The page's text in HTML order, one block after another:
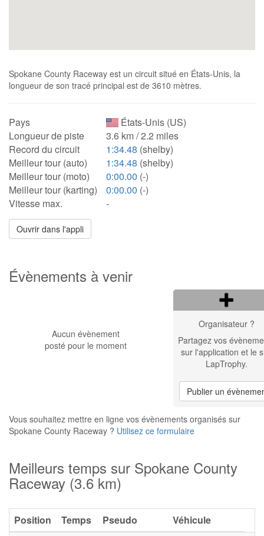
Spokane County Raceway est un circuit situé en États-Unis, la
longueur de son tracé principal est de 3610 mètres.
Pays
États-Unis (US)
Longueur de piste
3.6 km / 2.2 miles
Record du circuit
1:34.48 (shelby)
Meilleur tour (auto)
1:34.48 (shelby)
Meilleur tour (moto)
0:00.00 (-)
Meilleur tour (karting)
0:00.00 (-)
Vitesse max.
-
Ouvrir dans l'appli
Évènements à venir
Aucun évènement
posté pour le moment
Organisateur ?
Partagez vos
sur l'application et le
LapTrophy.
Publier un
Vous souhaitez mettre en ligne vos évènements organisés sur
Spokane County Raceway ? Utilisez ce formulaire
Meilleurs temps sur Spokane County
Raceway (3.6 km)
Position Temps Pseudo
Véhicule